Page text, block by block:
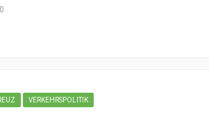
0
VERKEHRSPOLITIK